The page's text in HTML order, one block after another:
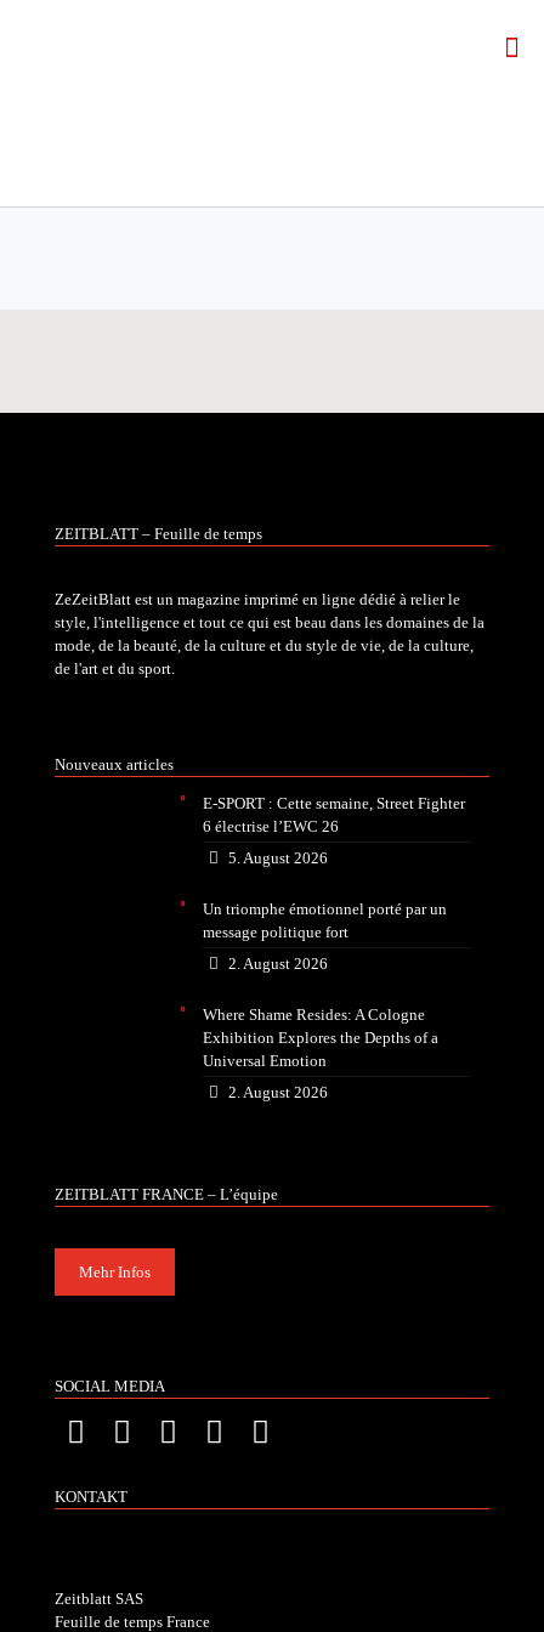
ZEITBLATT – Feuille de temps
ZeZeitBlatt est un magazine imprimé en ligne dédié à relier le
style, l'intelligence et tout ce qui est beau dans les domaines de la
mode, de la beauté, de la culture et du style de vie, de la culture,
de l'art et du sport.
Nouveaux articles
E-SPORT : Cette semaine, Street Fighter
6 électrise l’EWC 26
5. August 2026
Un triomphe émotionnel porté par un
message politique fort
2. August 2026
Where Shame Resides: A Cologne
Exhibition Explores the Depths of a
Universal Emotion
2. August 2026
ZEITBLATT FRANCE – L’équipe
Mehr Infos
SOCIAL MEDIA
KONTAKT
Zeitblatt SAS
Feuille de temps France